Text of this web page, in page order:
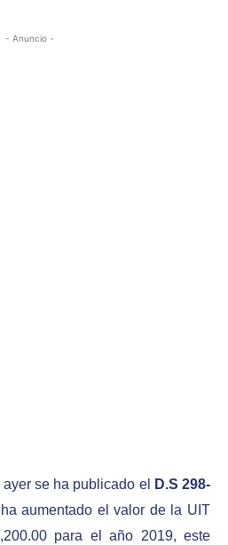
- Anuncio -
se ha publicado el
D.S 298-
aumentado el valor de la UIT
para el año 2019, este